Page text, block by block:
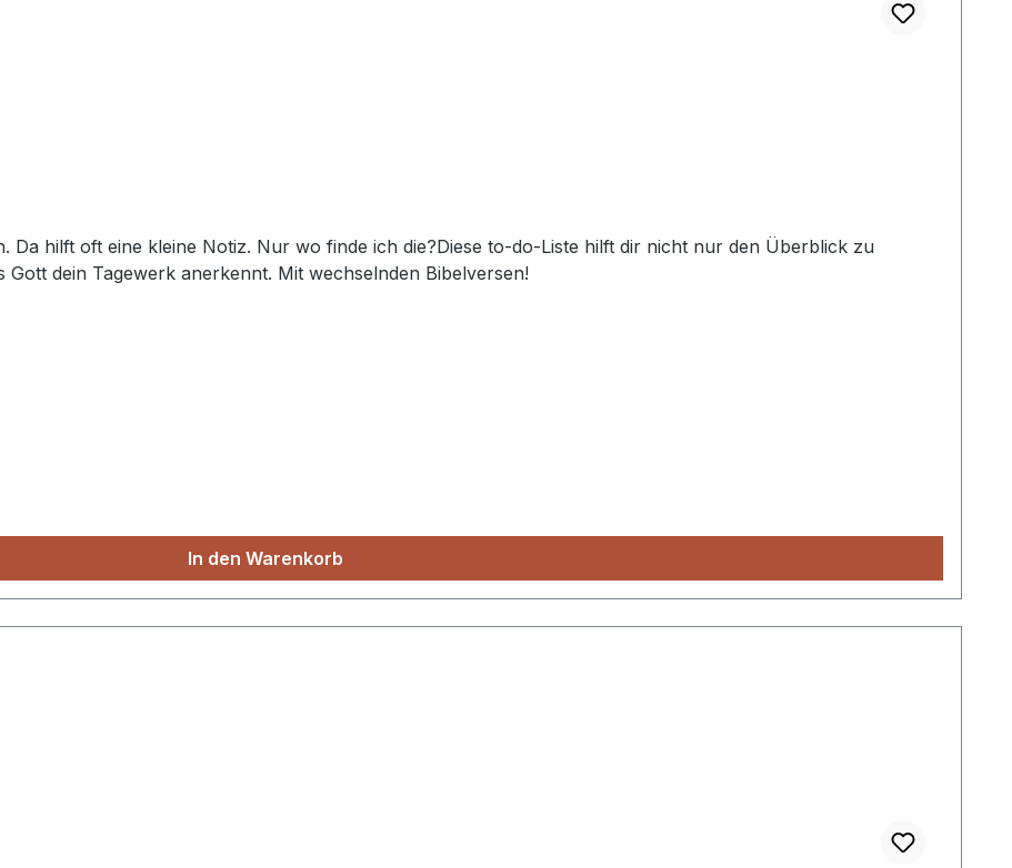
Da hilft oft eine kleine Notiz. Nur wo finde ich die?Diese to-do-Liste hilft dir nicht nur den Überblick zu
dein Tagewerk anerkennt. Mit wechselnden Bibelversen!
In den Warenkorb